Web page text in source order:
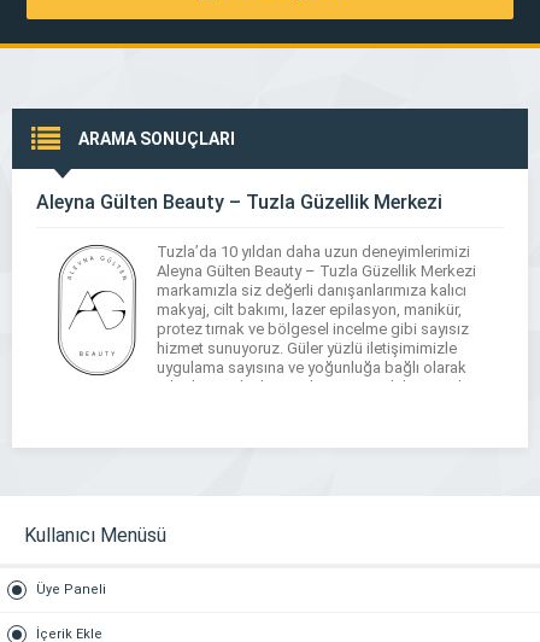
ARAMA SONUÇLARI
Aleyna Gülten Beauty – Tuzla Güzellik Merkezi
Tuzla’da 10 yıldan daha uzun deneyimlerimizi
Aleyna Gülten Beauty – Tuzla Güzellik Merkezi
markamızla siz değerli danışanlarımıza kalıcı
makyaj, cilt bakımı, lazer epilasyon, manikür,
protez tırnak ve bölgesel incelme gibi sayısız
hizmet sunuyoruz. Güler yüzlü iletişimimizle
uygulama sayısına ve yoğunluğa bağlı olarak
taleplerinizi hızla uygulayıp güne daha güzel,
Kullanıcı Menüsü
Üye Paneli
İçerik Ekle